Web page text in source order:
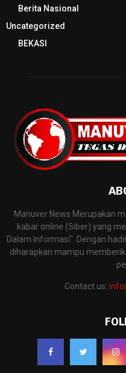
Berita Nasional
Uncategorized
BEKASI
Manuver News Merupakan
kabar online (Siber) yang
Dalam Informasi". Dengan
diharapkan mampu
Contact us: